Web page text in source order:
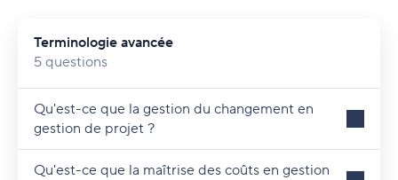
Terminologie avancée
5 questions
Qu'est-ce que la gestion du changement en
gestion de projet ?
Qu'est-ce que la maîtrise des coûts en gestion